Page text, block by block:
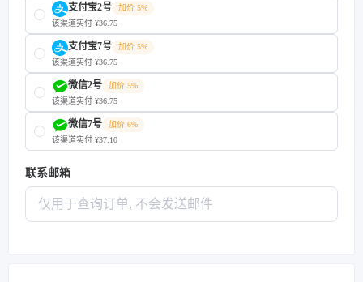
支付宝2号
加价 5%
该渠道实付 ¥36.75
支付宝7号
加价 5%
该渠道实付 ¥36.75
微信2号
加价 5%
该渠道实付 ¥36.75
微信7号
加价 6%
该渠道实付 ¥37.10
联系邮箱